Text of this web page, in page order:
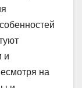
и
на